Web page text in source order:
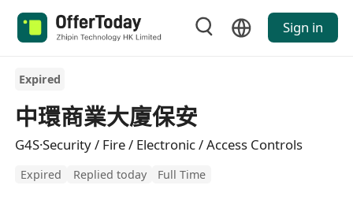
Sign in
Expired
中環商業大廈保安
G4S·Security / Fire / Electronic / Access Controls
Expired Replied today Full Time